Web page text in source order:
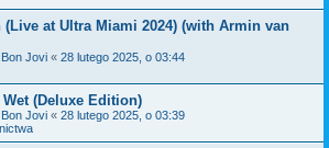
(Live at Ultra Miami 2024) (with Armin van
Bon Jovi « 28 lutego 2025, o 03:44
(Deluxe Edition)
Bon Jovi « 28 lutego 2025, o 03:39